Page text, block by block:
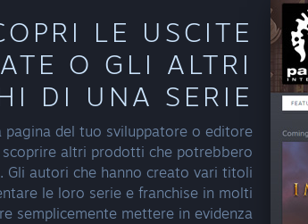
LE USCITE
O GLI ALTRI
DI UNA SERIE
pagina del tuo sviluppatore o editore
altri prodotti che potrebbero
Gli autori che hanno creato vari titoli
le loro serie e franchise in molti
semplicemente mettere in evidenza